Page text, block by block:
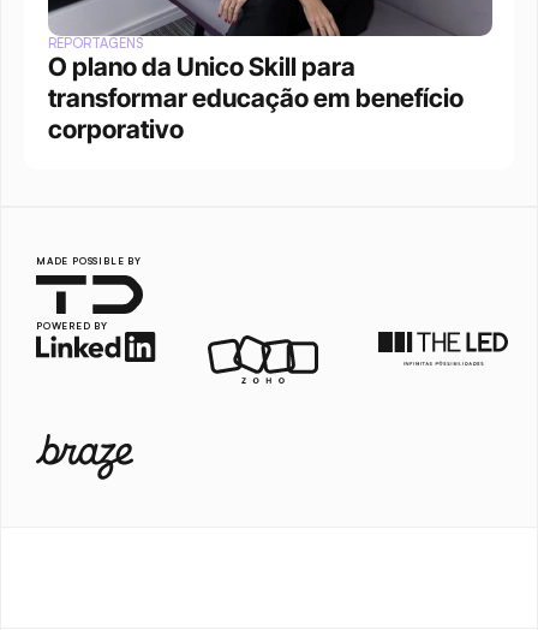
REPORTAGENS
O plano da Unico Skill para
transformar educação em benefício
corporativo
MADE POSSIBLE BY
POWERED BY